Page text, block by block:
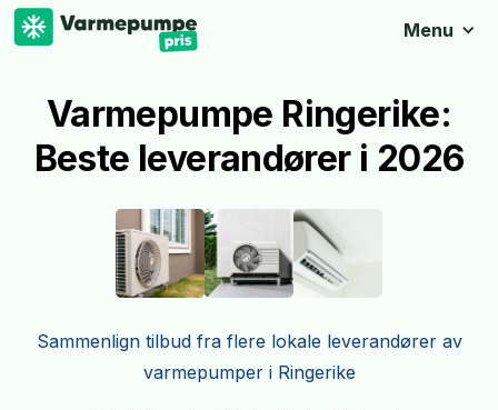
Menu
Varmepumpe Ringerike:
Beste leverandører i 2026
Sammenlign tilbud fra flere lokale leverandører av
varmepumper i Ringerike